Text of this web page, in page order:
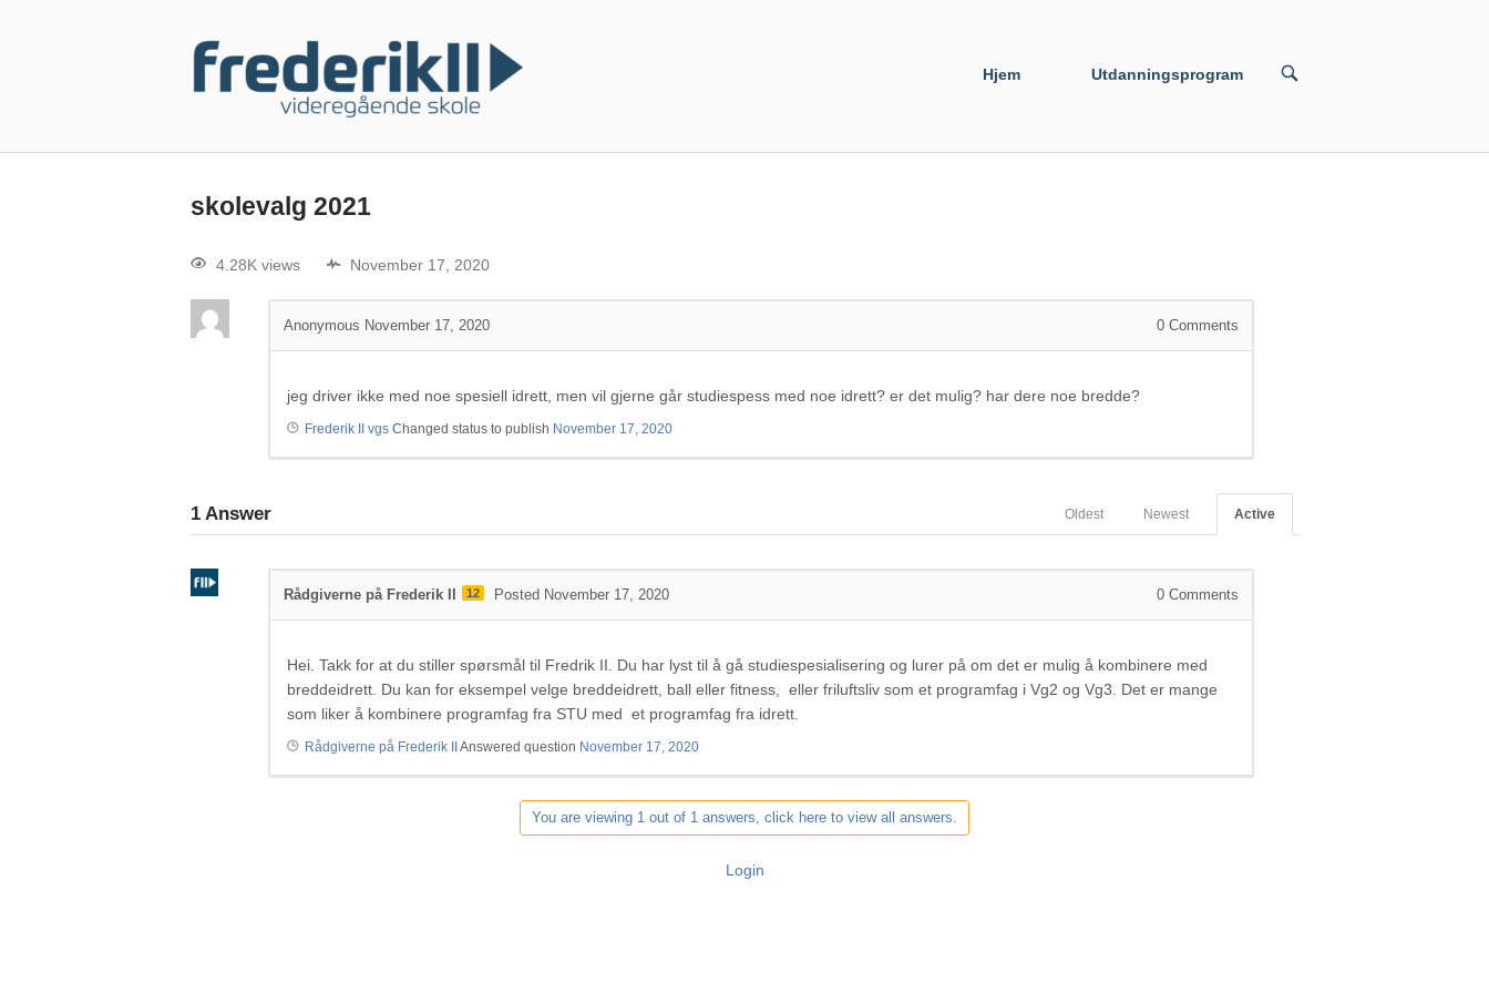
Hjem Utdanningsprogram
skolevalg 2021
4.28K views November 17, 2020
Anonymous November 17, 2020 0 Comments
jeg driver ikke med noe spesiell idrett, men vil gjerne går studiespess med noe idrett? er det mulig? har dere noe bredde?
Frederik II vgs Changed status to publish November 17, 2020
1 Answer Active
Newest
Oldest
Rådgiverne på Frederik II 12 Posted November 17, 2020 0 Comments
Hei. Takk for at du stiller spørsmål til Fredrik II. Du har lyst til å gå studiespesialisering og lurer på om det er mulig å kombinere med
breddeidrett. Du kan for eksempel velge breddeidrett, ball eller fitness, eller friluftsliv som et programfag i Vg2 og Vg3. Det er mange
som liker å kombinere programfag fra STU med et programfag fra idrett.
Rådgiverne på Frederik II Answered question November 17, 2020
You are viewing 1 out of 1 answers, click here to view all answers.
Login